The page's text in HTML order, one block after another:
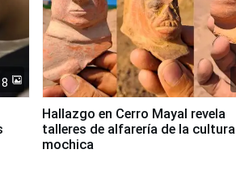
8
Hallazgo en Cerro Mayal revela
talleres de alfarería de la cultura
mochica